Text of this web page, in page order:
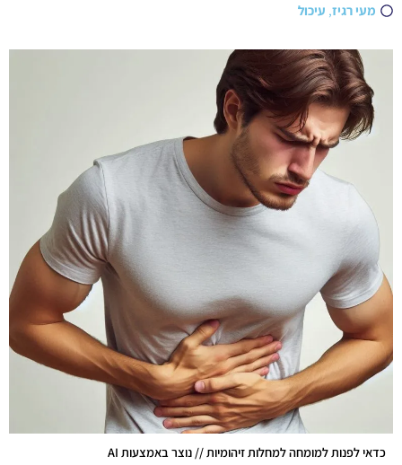
מעי רגיז, עיכול
כדאי לפנות למומחה למחלות זיהומיות // נוצר באמצעות AI